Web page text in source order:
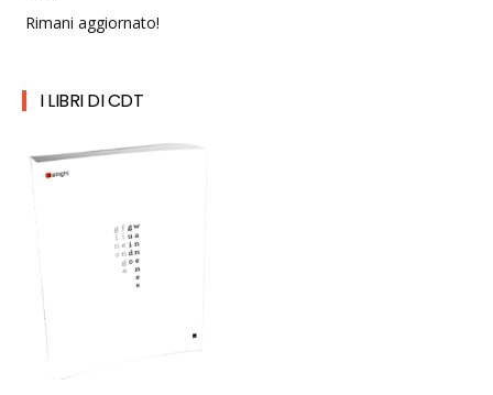
Rimani aggiornato!
I LIBRI DI CDT